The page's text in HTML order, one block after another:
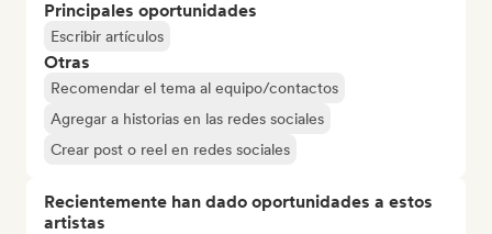
Principales oportunidades
Escribir artículos
Otras
Recomendar el tema al equipo/contactos
Agregar a historias en las redes sociales
Crear post o reel en redes sociales
Recientemente han dado oportunidades a estos
artistas